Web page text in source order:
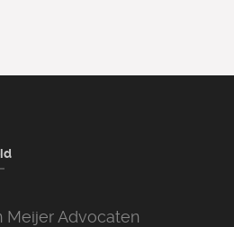
Meijer Advocaten